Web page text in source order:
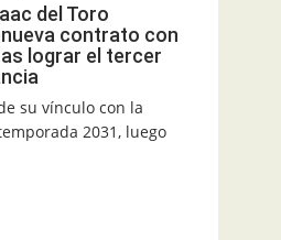
del Toro
contrato con
lograr el tercer
su vínculo con la
2031, luego